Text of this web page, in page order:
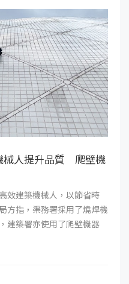
械人提升品質 爬壁機
效建築機械人，以節省時
方指，渠務署採用了燒焊機
建築署亦使用了爬壁機器